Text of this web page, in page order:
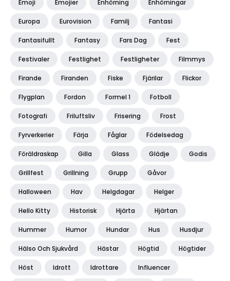
Emoji Emojier Enhörning Enhörningar
Europa Eurovision Familj Fantasi
Fantasifullt Fantasy Fars Dag Fest
Festivaler Festlighet Festligheter Filmmys
Firande Firanden Fiske Fjärilar Flickor
Flygplan Fordon Formel 1 Fotboll
Fotografi Friluftsliv Frisering Frost
Fyrverkerier Färja Fåglar Födelsedag
Föräldraskap Gilla Glass Glädje Godis
Grillfest Grillning Grupp Gåvor
Halloween Hav Helgdagar Helger
Hello Kitty Historisk Hjärta Hjärtan
Hummer Humor Hundar Hus Husdjur
Hälso Och Sjukvård Hästar Högtid Högtider
Höst Idrott Idrottare Influencer